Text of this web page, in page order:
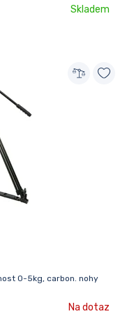
Skladem
0-5kg, carbon. nohy
Na dotaz